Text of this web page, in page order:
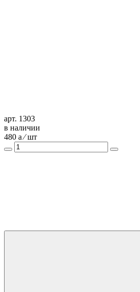
арт. 1303
в наличии
480 a ⁄ шт